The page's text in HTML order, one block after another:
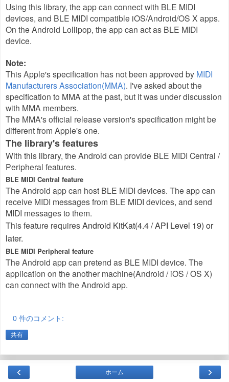
Using this library, the app can connect with BLE MIDI
devices, and BLE MIDI compatible iOS/Android/OS X apps.
On the Android Lollipop, the app can act as BLE MIDI
device.
Note:
This Apple's specification has not been approved by MIDI
Manufacturers Association(MMA). I've asked about the
specification to MMA at the past, but it was under discussion
with MMA members.
The MMA's official release version's specification might be
different from Apple's one.
The library's features
With this library, the Android can provide BLE MIDI Central /
Peripheral features.
BLE MIDI Central feature
The Android app can host BLE MIDI devices. The app can
receive MIDI messages from BLE MIDI devices, and send
MIDI messages to them.
This feature requiresAndroid KitKat(4.4 / API Level 19) or
later.
BLE MIDI Peripheral feature
The Android app can pretend as BLE MIDI device. The
application on the another machine(Android / iOS / OS X)
can connect with the Android app.
0 件のコメント:
共有
‹ ›
ホーム